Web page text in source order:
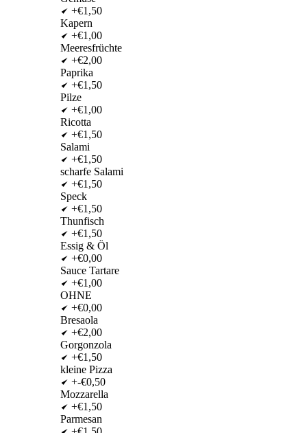
+€1,50
Kapern
+€1,00
Meeresfrüchte
+€2,00
Paprika
+€1,50
Pilze
+€1,00
Ricotta
+€1,50
Salami
+€1,50
scharfe Salami
+€1,50
Speck
+€1,50
Thunfisch
+€1,50
Essig & Öl
+€0,00
Sauce Tartare
+€1,00
OHNE
+€0,00
Bresaola
+€2,00
Gorgonzola
+€1,50
kleine Pizza
+-€0,50
Mozzarella
+€1,50
Parmesan